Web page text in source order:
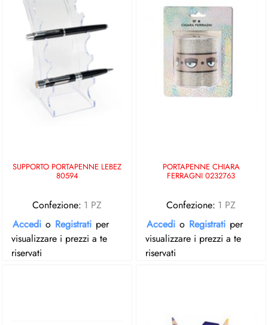
SUPPORTO PORTAPENNE LEBEZ
80594
Confezione: 1 PZ
Accedi o Registrati per
visualizzare i prezzi a te
riservati
PORTAPENNE CHIARA
FERRAGNI 0232763
Confezione: 1 PZ
Accedi o Registrati per
visualizzare i prezzi a te
riservati